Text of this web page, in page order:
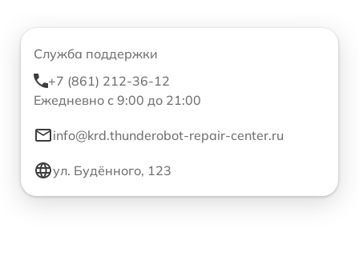
Служба поддержки
+7 (861) 212-36-12
Ежедневно с 9:00 до 21:00
info@krd.thunderobot-repair-center.ru
ул. Будённого, 123